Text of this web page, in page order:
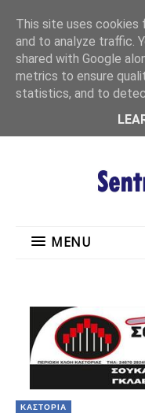
MENU
ΚΑΣΤΟΡΙΑ
This site uses cookies
and to analyze traffic.
shared with Google
metrics to ensure
statistics, and to